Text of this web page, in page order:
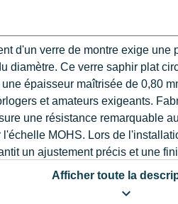
d'un verre de montre exige une
diamètre. Ce verre saphir plat
épaisseur maîtrisée de 0,80
et amateurs exigeants.
une résistance remarquable
l'échelle MOHS. Lors de
un ajustement précis et une
en état d'un boîtier. Une mesure
Afficher toute la